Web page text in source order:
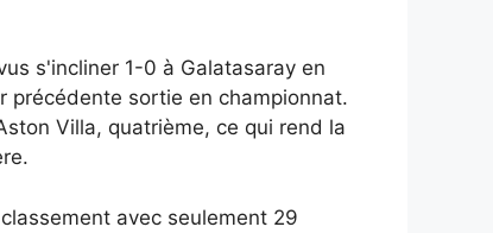
s'incliner 1-0 à Galatasaray en
précédente sortie en championnat.
Villa, quatrième, ce qui rend la
avec seulement 29